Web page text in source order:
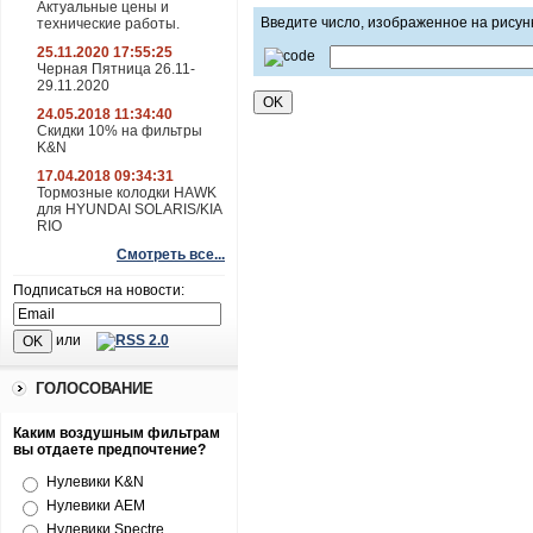
Актуальные цены и
технические работы.
25.11.2020 17:55:25
Черная Пятница 26.11-
29.11.2020
24.05.2018 11:34:40
Скидки 10% на фильтры
K&N
17.04.2018 09:34:31
Тормозные колодки HAWK
для HYUNDAI SOLARIS/KIA
RIO
Смотреть все...
Подписаться на новости:
или
ГОЛОСОВАНИЕ
Каким воздушным фильтрам
вы отдаете предпочтение?
Нулевики K&N
Нулевики AEM
Нулевики Spectre
Введите число, изображенное на